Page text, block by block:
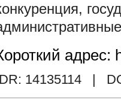
,
адрес:
14135114 |